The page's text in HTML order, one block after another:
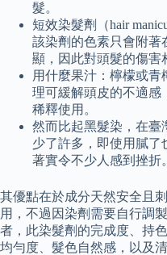
髮。
短效染髮劑（hair
該染劑的色素只會附著
顯，因此對頭髮的傷害
用什麼果汁：檸檬或青
理可緩解頭皮的不適感
稀釋使用。
然而比起黑髮染，在臺
少了許多，即使用膩了
著實令不少人感到挫折。
其優點在於成分天然安全且
用，不過因染劑需要自行調
者，此染髮劑的完成度、持
均勻度、髮色自然感，以及